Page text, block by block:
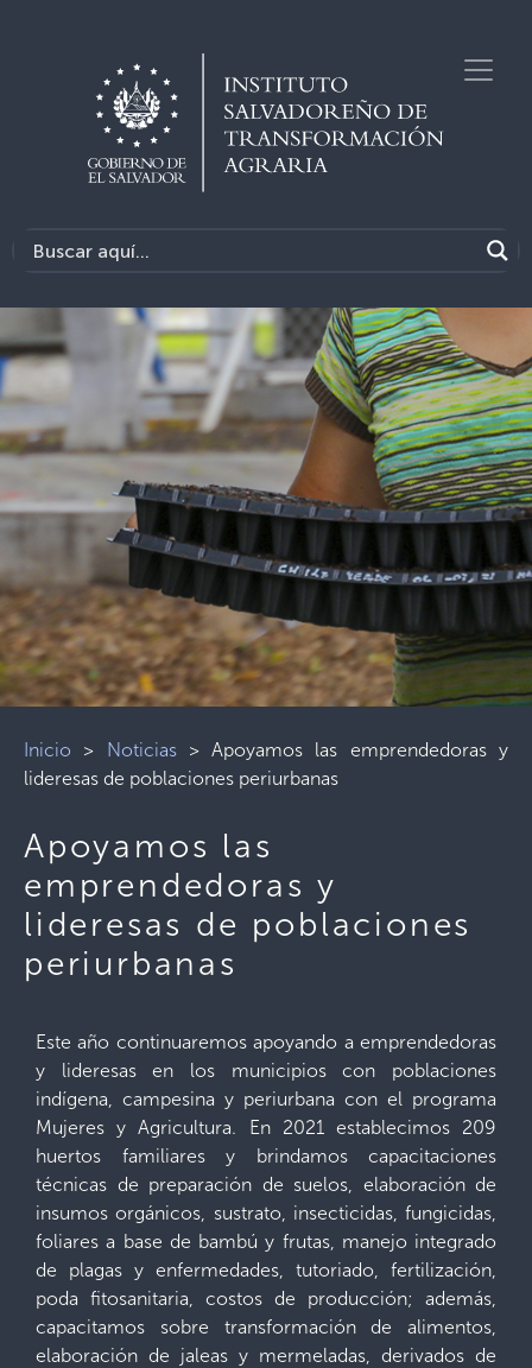
Inicio > Noticias>Apoyamos las emprendedoras y
lideresas de poblaciones periurbanas
Apoyamos las
emprendedoras y
lideresas de poblaciones
periurbanas
Este año continuaremos apoyando a emprendedoras
y lideresas en los municipios con poblaciones
indígena, campesina y periurbana con el programa
Mujeres y Agricultura. En 2021 establecimos 209
huertos familiares y brindamos capacitaciones
técnicas de preparación de suelos, elaboración de
insumos orgánicos, sustrato, insecticidas, fungicidas,
foliares a base de bambú y frutas, manejo integrado
de plagas y enfermedades, tutoriado, fertilización,
poda fitosanitaria, costos de producción; además,
capacitamos sobre transformación de alimentos,
elaboración de jaleas y mermeladas, derivados de